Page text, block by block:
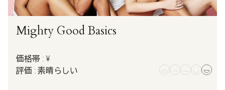
Mighty Good Basics
価格帯 : ¥
評価 : 素晴らしい